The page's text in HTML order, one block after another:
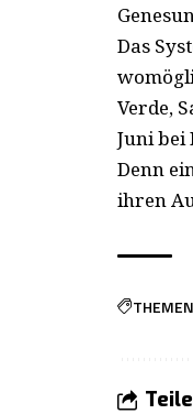
Das
Verde,
Juni bei
Denn
ihren
THEMEN